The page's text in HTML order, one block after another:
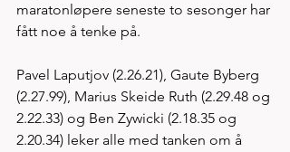
maratonløpere seneste to sesonger har
fått noe å tenke på.
Pavel Laputjov (2.26.21), Gaute Byberg
(2.27.99), Marius Skeide Ruth (2.29.48 og
2.22.33) og Ben Zywicki (2.18.35 og
2.20.34) leker alle med tanken om å